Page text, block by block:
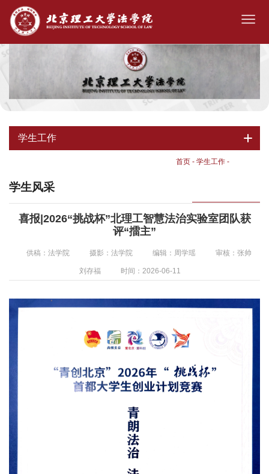
学生工作
首页 - 学生工作 -
学生风采
喜报|2026“挑战杯”北理工智慧法治实验室团队获
评“擂主”
供稿：法学院 摄影：法学院 编辑：周学瑶 审核：张帅
刘存福 时间：2026-06-11